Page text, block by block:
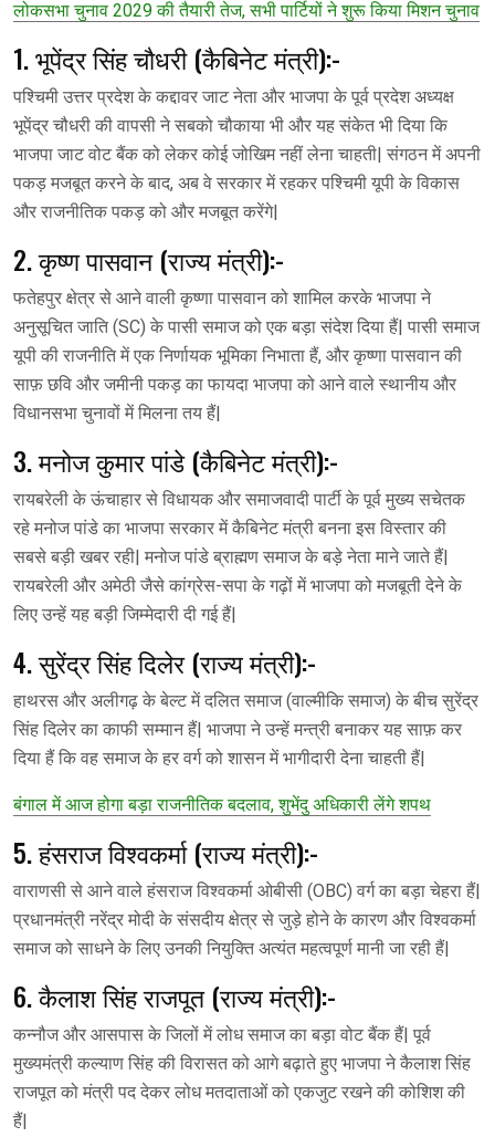
लोकसभा चुनाव 2029 की तैयारी तेज, सभी पार्टियों ने शुरू किया मिशन चुनाव
1. भूपेंद्र सिंह चौधरी (कैबिनेट मंत्री):-
पश्चिमी उत्तर प्रदेश के कद्दावर जाट नेता और भाजपा के पूर्व प्रदेश अध्यक्ष
भूपेंद्र चौधरी की वापसी ने सबको चौकाया भी और यह संकेत भी दिया कि
भाजपा जाट वोट बैंक को लेकर कोई जोखिम नहीं लेना चाहती| संगठन में अपनी
पकड़ मजबूत करने के बाद, अब वे सरकार में रहकर पश्चिमी यूपी के विकास
और राजनीतिक पकड़ को और मजबूत करेंगे|
2. कृष्ण पासवान (राज्य मंत्री):-
फतेहपुर क्षेत्र से आने वाली कृष्णा पासवान को शामिल करके भाजपा ने
अनुसूचित जाति (SC) के पासी समाज को एक बड़ा संदेश दिया हैं| पासी समाज
यूपी की राजनीति में एक निर्णायक भूमिका निभाता हैं, और कृष्णा पासवान की
साफ़ छवि और जमीनी पकड़ का फायदा भाजपा को आने वाले स्थानीय और
विधानसभा चुनावों में मिलना तय हैं|
3. मनोज कुमार पांडे (कैबिनेट मंत्री):-
रायबरेली के ऊंचाहार से विधायक और समाजवादी पार्टी के पूर्व मुख्य सचेतक
रहे मनोज पांडे का भाजपा सरकार में कैबिनेट मंत्री बनना इस विस्तार की
सबसे बड़ी खबर रही| मनोज पांडे ब्राह्मण समाज के बड़े नेता माने जाते हैं|
रायबरेली और अमेठी जैसे कांग्रेस-सपा के गढ़ों में भाजपा को मजबूती देने के
लिए उन्हें यह बड़ी जिम्मेदारी दी गई हैं|
4. सुरेंद्र सिंह दिलेर (राज्य मंत्री):-
हाथरस और अलीगढ़ के बेल्ट में दलित समाज (वाल्मीकि समाज) के बीच सुरेंद्र
सिंह दिलेर का काफी सम्मान हैं| भाजपा ने उन्हें मन्त्री बनाकर यह साफ़ कर
दिया हैं कि वह समाज के हर वर्ग को शासन में भागीदारी देना चाहती हैं|
बंगाल में आज होगा बड़ा राजनीतिक बदलाव, शुभेंदु अधिकारी लेंगे शपथ
5. हंसराज विश्वकर्मा (राज्य मंत्री):-
वाराणसी से आने वाले हंसराज विश्वकर्मा ओबीसी (OBC) वर्ग का बड़ा चेहरा हैं|
प्रधानमंत्री नरेंद्र मोदी के संसदीय क्षेत्र से जुड़े होने के कारण और विश्वकर्मा
समाज को साधने के लिए उनकी नियुक्ति अत्यंत महत्वपूर्ण मानी जा रही हैं|
6. कैलाश सिंह राजपूत (राज्य मंत्री):-
कन्नौज और आसपास के जिलों में लोध समाज का बड़ा वोट बैंक हैं| पूर्व
मुख्यमंत्री कल्याण सिंह की विरासत को आगे बढ़ाते हुए भाजपा ने कैलाश सिंह
राजपूत को मंत्री पद देकर लोध मतदाताओं को एकजुट रखने की कोशिश की
हैं|